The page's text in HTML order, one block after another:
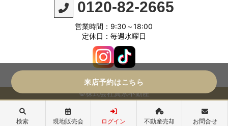
0120-82-2665
営業時間：9:30～18:00
定休日：毎週水曜日
©株式会社真永不動産
来店予約はこちら
検索 現地販売会 ログイン 不動産売却 お問合せ